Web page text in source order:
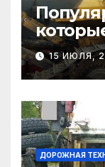
и
15 ИЮЛЯ,
ДОРОЖНАЯ